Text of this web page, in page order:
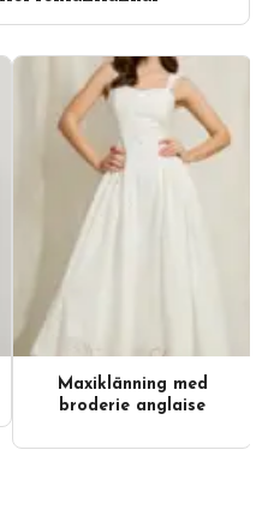
Maxiklänning med
broderie anglaise